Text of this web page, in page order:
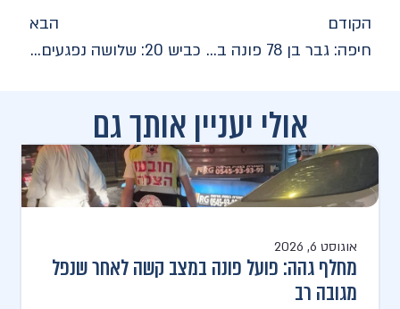
הקודם
חיפה: גבר בן 78 פונה במצב בינוני לאחר שנפגע בתאונת דרכים
הבא
כביש 20: שלושה נפגעים פונו במצב בינוני וקל לאחר שנפגעו בתאונת דרכים
אולי יעניין אותך גם
אוגוסט 6, 2026
מחלף גהה: פועל פונה במצב קשה לאחר שנפל
מגובה רב